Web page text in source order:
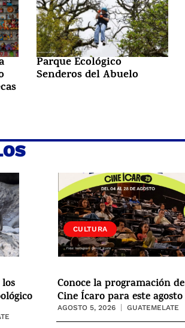
Parque Ecológico
Senderos del Abuelo
CULTURA
Conoce la programación de
Cine Ícaro para este agosto
AGOSTO 5, 2026 GUATEMELATE